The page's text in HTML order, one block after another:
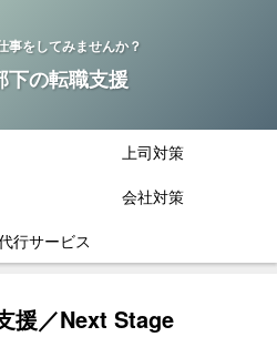
事をしてみませんか？
下の転職支援
上司対策
会社対策
行サービス
援／Next Stage